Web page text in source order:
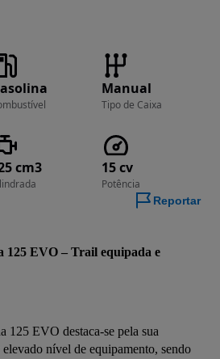
Manual
Tipo de Caixa
cm3 15 cv
Potência
Reportar
EVO – Trail equipada e
125 EVO destaca-se pela sua
nível de equipamento, sendo